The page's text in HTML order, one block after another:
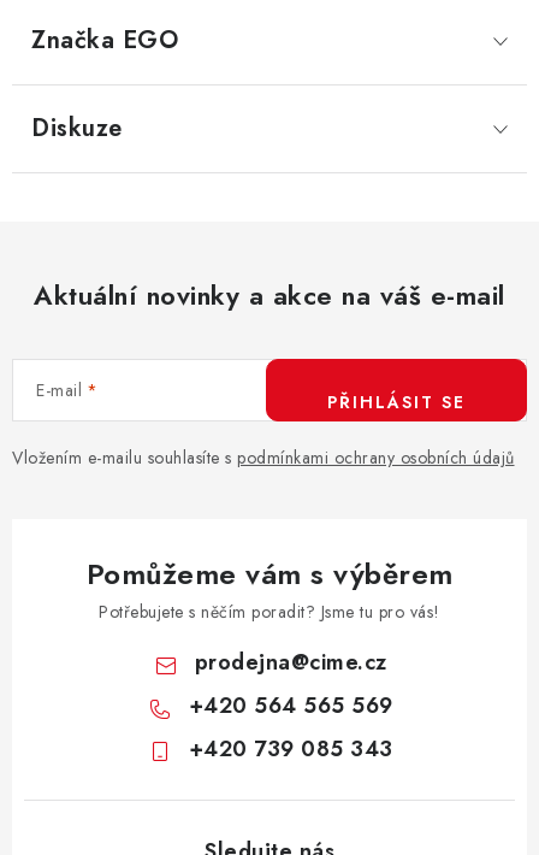
Značka EGO
Diskuze
Aktuální novinky a akce na váš e-mail
E-mail
Vložením e-mailu souhlasíte s podmínkami ochrany osobních údajů
PŘIHLÁSIT SE
Pomůžeme vám s výběrem
Potřebujete s něčím poradit? Jsme tu pro vás!
prodejna@cime.cz
+420 564 565 569
+420 739 085 343